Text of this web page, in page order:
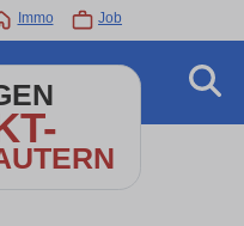
Immo Job